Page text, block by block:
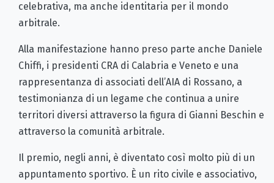
celebrativa, ma anche identitaria per il mondo
arbitrale.
Alla manifestazione hanno preso parte anche Daniele
Chiffi, i presidenti CRA di Calabria e Veneto e una
rappresentanza di associati dell’AIA di Rossano, a
testimonianza di un legame che continua a unire
territori diversi attraverso la figura di Gianni Beschin e
attraverso la comunità arbitrale.
Il premio, negli anni, è diventato così molto più di un
appuntamento sportivo. È un rito civile e associativo,